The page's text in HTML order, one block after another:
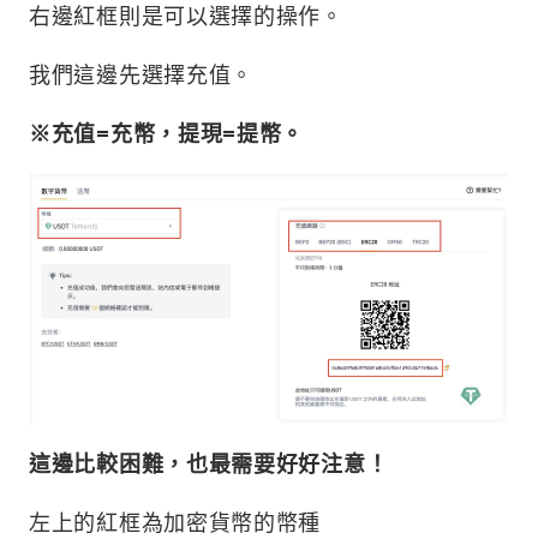
右邊紅框則是可以選擇的操作。
我們這邊先選擇充值。
※充值=充幣，提現=提幣。
這邊比較困難，也最需要好好注意！
左上的紅框為加密貨幣的幣種